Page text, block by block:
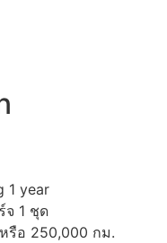
1 year
จ 1 ชุด
รือ 250,000 กม.